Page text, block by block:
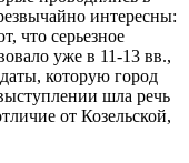
интересны:
что серьезное
уже в 11-13 вв.,
которую город
шла речь
от Козельской,